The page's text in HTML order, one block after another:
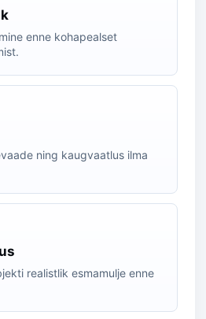
enne kohapealset
ning kaugvaatlus ilma
realistlik esmamulje enne